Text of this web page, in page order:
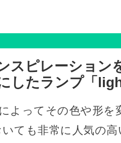
スピレーション
したランプ「
よってその色や形を
ても非常に人気の